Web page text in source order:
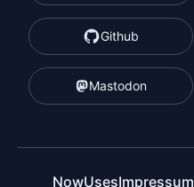
Github
Mastodon
NowUsesImpressum